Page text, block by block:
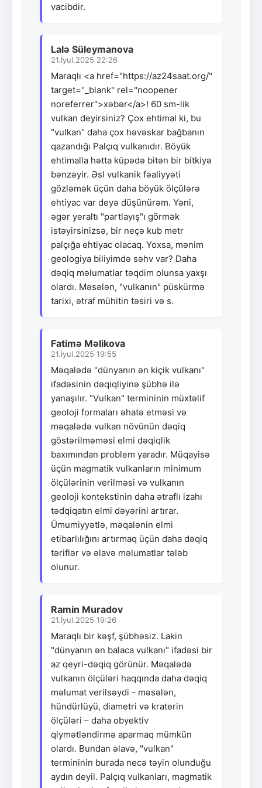
vacibdir.
Lalə Süleymanova
21.İyul.2025 22:26
Maraqlı <a href="https://az24saat.org/"
target="_blank" rel="noopener
noreferrer">xəbər</a>! 60 sm-lik
vulkan deyirsiniz? Çox ehtimal ki, bu
"vulkan" daha çox həvəskar bağbanın
qazandığı Palçıq vulkanıdır. Böyük
ehtimalla hətta küpədə bitən bir bitkiyə
bənzəyir. Əsl vulkanik fəaliyyəti
gözləmək üçün daha böyük ölçülərə
ehtiyac var deyə düşünürəm. Yəni,
əgər yeraltı "partlayış"ı görmək
istəyirsinizsə, bir neçə kub metr
palçığa ehtiyac olacaq. Yoxsa, mənim
geologiya biliyimdə səhv var? Daha
dəqiq məlumatlar təqdim olunsa yaxşı
olardı. Məsələn, "vulkanın" püskürmə
tarixi, ətraf mühitin təsiri və s.
Fatimə Məlikova
21.İyul.2025 19:55
Məqalədə "dünyanın ən kiçik vulkanı"
ifadəsinin dəqiqliyinə şübhə ilə
yanaşılır. "Vulkan" termininin müxtəlif
geoloji formaları əhatə etməsi və
məqalədə vulkan növünün dəqiq
göstərilməməsi elmi dəqiqlik
baxımından problem yaradır. Müqayisə
üçün magmatik vulkanların minimum
ölçülərinin verilməsi və vulkanın
geoloji kontekstinin daha ətraflı izahı
tədqiqatın elmi dəyərini artırar.
Ümumiyyətlə, məqalənin elmi
etibarlılığını artırmaq üçün daha dəqiq
təriflər və əlavə məlumatlar tələb
olunur.
Ramin Muradov
21.İyul.2025 19:26
Maraqlı bir kəşf, şübhəsiz. Lakin
"dünyanın ən balaca vulkanı" ifadəsi bir
az qeyri-dəqiq görünür. Məqalədə
vulkanın ölçüləri haqqında daha dəqiq
məlumat verilsəydi - məsələn,
hündürlüyü, diametri və kraterin
ölçüləri – daha obyektiv
qiymətləndirmə aparmaq mümkün
olardı. Bundan əlavə, "vulkan"
termininin burada necə təyin olunduğu
aydın deyil. Palçıq vulkanları, magmatik